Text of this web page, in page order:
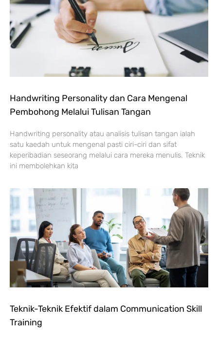
Handwriting Personality dan Cara Mengenal
Pembohong Melalui Tulisan Tangan
Handwriting personality atau analisis tulisan tangan ialah
satu kaedah untuk mengenal pasti ciri-ciri dan sifat
keperibadian seseorang melalui cara mereka menulis. Teknik
ini membolehkan kita
Teknik-Teknik Efektif dalam Communication Skill
Training